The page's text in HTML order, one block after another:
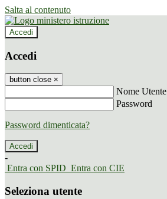
Salta al contenuto
Accedi
Accedi
button close ×
Nome Utente
Password
Password dimenticata?
-
Entra con SPID Entra con CIE
Seleziona utente